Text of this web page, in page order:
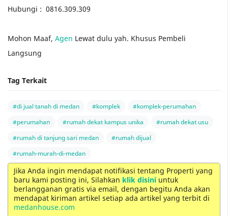
Hubungi : 0816.309.309
Mohon Maaf, Agen Lewat dulu yah. Khusus Pembeli
Langsung
Tag Terkait
#di jual tanah di medan #komplek
#komplek-perumahan
#perumahan
#rumah dekat kampus unika
#rumah dekat usu
#rumah di tanjung sari medan
#rumah dijual
#rumah-murah-di-medan
Jika Anda ingin mendapat notifikasi tentang Properti yang
baru kami posting ini, Silahkan klik disini untuk
berlangganan gratis via email, dengan begitu Anda akan
mendapat kiriman artikel setiap ada artikel yang terbit di
medanhouse.com